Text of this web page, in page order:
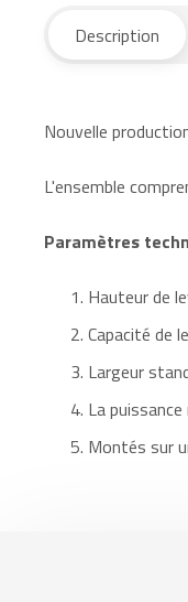
Description
Nouvelle
L'ensemble
Paramètres
Hauteur de
Capacité de
Largeur
La
Montés sur